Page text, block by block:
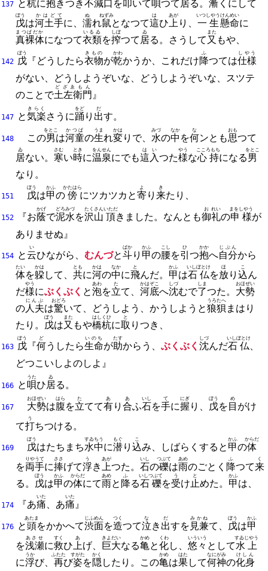
137 と杭に抱きつき不減口 を叩いて唄つて 居る。漸 くにして
戊
ぼう
は河土手
かはどて
に、 濡
ぬ
れ鼠
ねずみ
となつて這
は
ひ 上
あが
り、 一生
いつしやう
懸命
けんめい
に
真裸体
まつぱだか
になつて衣類
いるゐ
を搾
しぼ
つて 居
ゐ
る。 さうして 又
また
もや、
142 戊
ぼう
『どうしたら衣物
きもの
が乾
かわ
かうか、 これだけ降
ふ
つては仕様
しやう
がない、 どうしようぞいな、 どうしようぞいな、
スツテ
のことで土左衛門
どざゑもん
』
147 と気楽
きらく
さうに踊
をど
り 出
だ
す。
148 この男
をとこ
は河童
かつぱ
の生
うま
れ変
かは
りで、 水
みづ
の中
なか
を何
な
ンとも思
おも
つて
居
ゐ
ない。 寒
さむ
い時
とき
に温泉
をんせん
にでも這入
はい
つた様
やう
な心持
こころもち
になる男
をとこ
なり。
151 戊
ぼう
は甲
かふ
の 傍
かたはら
にツカツカと寄
よ
り来
き
たり、
152 『お蔭
かげ
で泥水
どろみづ
を沢山
たくさん
頂
いただ
きました。 なんとも御
お
礼
れい
の申様
まをしやう
が
ありませぬ』
154 と云
い
ひながら、むんづと斗
ばか
り 甲
かふ
の腰
こし
を引
ひ
つ抱
かか
へ自分
じぶん
から
体
たい
を躱
かは
して、 共
とも
に河
かは
の中
なか
に飛
と
んだ。 甲
かふ
は石仏
いしぼとけ
を放
ほ
り 込
こ
ん
だ様
やう
にぶくぶく と泡
あわ
を立
た
て、 河底
かはぞこ
へ沈
しづ
むで了
しま
つた。 大勢
おほぜい
の人夫
にんぷ
は驚
おどろ
いて、 どうしよう、 かうしようと狼狽
うろたへ
まはり
たり。
戊
ぼう
は又
また
もや橋杭
はしくひ
に取
と
りつき、
163 戊
ぼう
『何
ど
うしたら生命
いのち
が助
たす
からう、ぶくぶく沈
しづ
んだ石仏
いしぼとけ
、
どつこいしよのしよ』
166 と 唄
うた
ひ居
ゐ
る。
167 大勢
おほぜい
は腹
はら
を立
た
てて有
あ
り合
あ
ふ石
いし
を手
て
に握
にぎ
り、 戊
ぼう
を 目
め
がけ
て打
う
ちつける。
169 戊
ぼう
はたちまち水中
すゐちう
に潜
もぐ
り込
こ
み、 しばらくすると 甲
かふ
の体
からだ
を両手
りやうて
に捧
ささ
げて浮
う
き 上
あが
つた。 石
いし
の礫
つぶて
は雨
あめ
のごとく 降
ふ
つて来
く
る。 戊
ぼう
は甲
かふ
の体
からだ
にて雨
あめ
と 降
ふ
る石礫
いしつぶて
を受
う
け 止
と
めた。 甲
かふ
は、
174 『あ痛
いた
あ痛
いた
』
176 と頭
あたま
をかかへて渋面
じふめん
を造
つく
つて泣
な
き 出
だ
すを 見兼
みかね
て、 戊
ぼう
は甲
かふ
を浅瀬
あさせ
に救
すく
ひ上
あ
げ、 巨大
きよだい
なる亀
かめ
と化
くわ
し、 悠々
いういう
として水上
すゐじやう
に浮
うか
び、 再
ふたた
び姿
すがた
を隠
かく
したり。 この亀
かめ
は果
はた
して何神
なにがみ
の化身
けしん